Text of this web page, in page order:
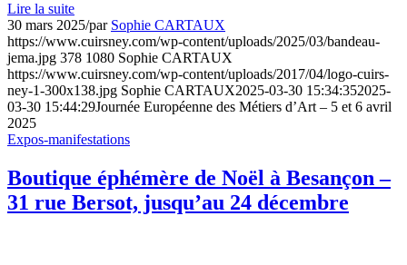
Lire la suite
30 mars 2025/par Sophie CARTAUX
https://www.cuirsney.com/wp-content/uploads/2025/03/bandeau-
jema.jpg 378 1080 Sophie CARTAUX
https://www.cuirsney.com/wp-content/uploads/2017/04/logo-cuirs-
ney-1-300x138.jpg Sophie CARTAUX2025-03-30 15:34:352025-
03-30 15:44:29Journée Européenne des Métiers d’Art – 5 et 6 avril
2025
Expos-manifestations
Boutique éphémère de Noël à Besançon –
31 rue Bersot, jusqu’au 24 décembre